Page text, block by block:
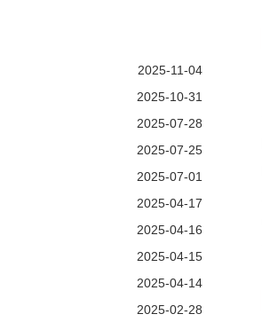
2025-11-04
2025-10-31
2025-07-28
2025-07-25
2025-07-01
2025-04-17
2025-04-16
2025-04-15
2025-04-14
2025-02-28